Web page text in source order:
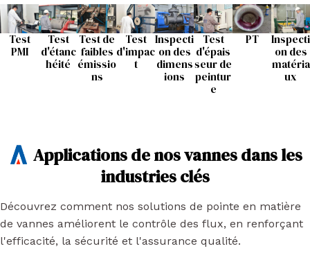
Test
PMI
Test
d'étanc
héité
Test de
faibles
émissio
ns
Test
d'impac
t
Inspecti
on des
dimens
ions
Test
d'épais
seur de
peintur
e
PT
Inspecti
on des
matéria
ux
Applications de nos vannes dans les
industries clés
Découvrez comment nos solutions de pointe en matière
de vannes améliorent le contrôle des flux, en renforçant
l'efficacité, la sécurité et l'assurance qualité.